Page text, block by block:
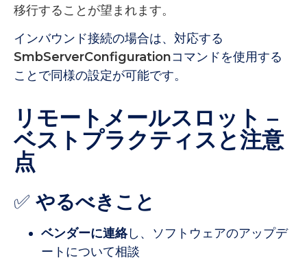
移行することが望まれます。
インバウンド接続の場合は、対応する
SmbServerConfigurationコマンドを使用する
ことで同様の設定が可能です。
リモートメールスロット –
ベストプラクティスと注意
点
✅ やるべきこと
ベンダーに連絡し、ソフトウェアのアップデ
ートについて相談